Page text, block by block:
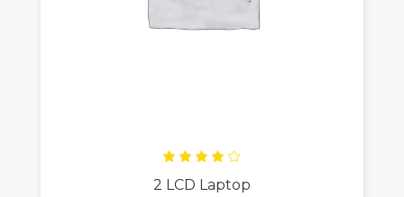
4.00
2 LCD Laptop